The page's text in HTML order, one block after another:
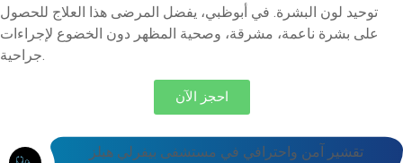
توحيد لون البشرة. في أبوظبي، يفضل المرضى هذا العلاج للحصول
على بشرة ناعمة، مشرقة، وصحية المظهر دون الخضوع لإجراءات
احجز الآن
تقشير آمن واحترافي في مستشفى بيفرلي هيلز